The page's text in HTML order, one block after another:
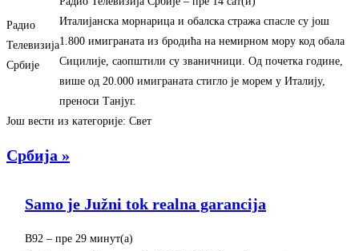
Радио
Телевизија
Србије
Италијанска морнарица и обалска стража спасле су још
1.800 имиграната из бродића на немирном мору код обала
Сицилије, саопштили су званичници. Од почетка године,
више од 20.000 имиграната стигло је морем у Италију,
преноси Танјуг.
Још вести из категорије: Свет
Србија »
Samo je Južni tok realna garancija
B92 – ‎пре 29 минут(а)‎